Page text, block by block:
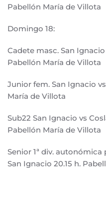
Pabellón María de Villota
Domingo 18:
Cadete masc. San
Pabellón María de Villota
Junior fem. San Ignacio
María de Villota
Sub22 San Ignacio vs
Pabellón María de Villota
Senior 1ª div.
San Ignacio 20.15 h.